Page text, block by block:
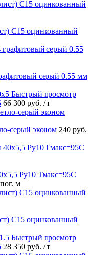
С15 оцинкованный
серый 0.55 мм
Быстрый просмотр
66 300 руб. / т
серый эконом 240 руб.
Ру10 Тмакс=95C
м
С15 оцинкованный
Быстрый просмотр
28 350 руб. / т